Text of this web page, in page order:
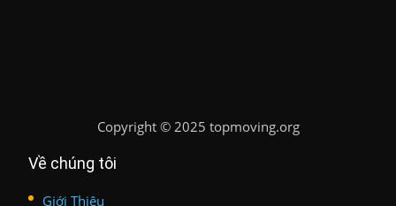
Copyright © 2025 topmoving.org
Về chúng tôi
Giới Thiệu